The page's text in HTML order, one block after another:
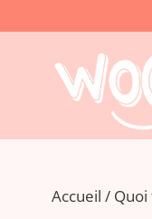
Accueil